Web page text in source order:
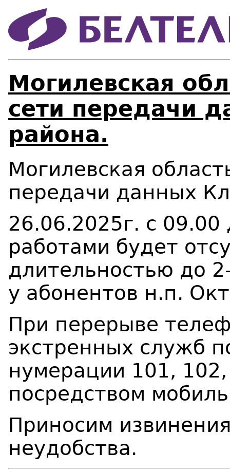
Могилевская
сети передачи
района.
Могилевская
передачи данных
26.06.2025г. с 09.00
работами будет
длительностью до
у абонентов н.п.
При перерыве
экстренных служб
нумерации 101,
посредством
Приносим
неудобства.